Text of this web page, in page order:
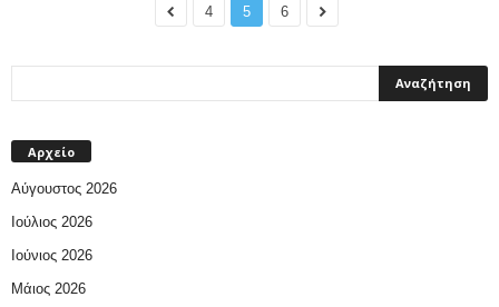
4 5 6
Αρχείο
Αύγουστος 2026
Ιούλιος 2026
Ιούνιος 2026
Μάιος 2026